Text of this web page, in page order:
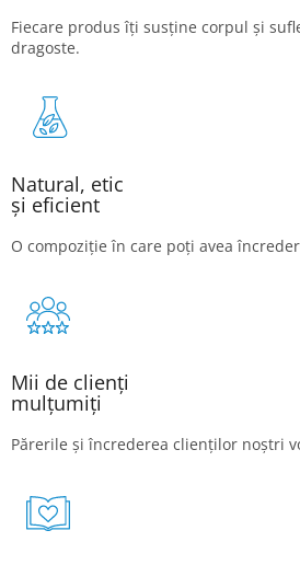
Fiecare produs îți susține corpul și
dragoste.
Natural, etic
și eficient
O compoziție în care poți avea
Mii de clienți
mulțumiți
Părerile și încrederea clienților noștri